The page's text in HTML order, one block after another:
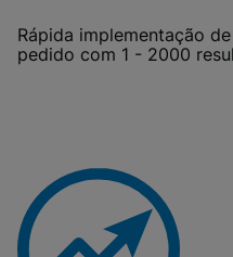
Rápida implementação
pedido com 1 - 2000